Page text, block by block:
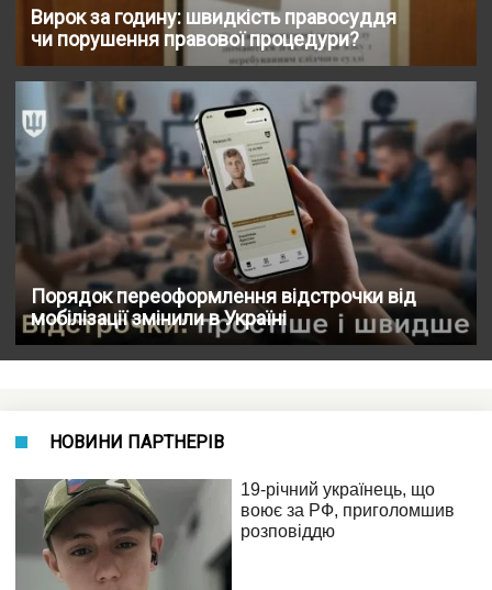
Вирок за годину: швидкість правосуддя
чи порушення правової процедури?
Порядок переоформлення відстрочки від
мобілізації змінили в Україні
НОВИНИ ПАРТНЕРІВ